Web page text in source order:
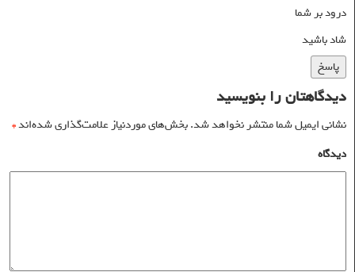
درود بر شما
شاد باشید
پاسخ
دیدگاهتان را بنویسید
نشانی ایمیل شما منتشر نخواهد شد.بخش‌های موردنیاز علامت‌گذاری شده‌اند*
دیدگاه